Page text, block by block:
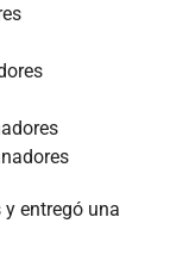
entregó una